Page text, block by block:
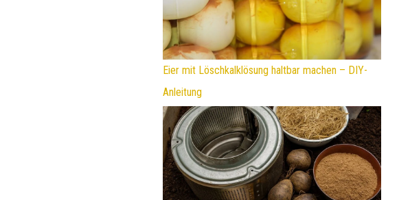
Eier mit Löschkalklösung haltbar machen – DIY-
Anleitung